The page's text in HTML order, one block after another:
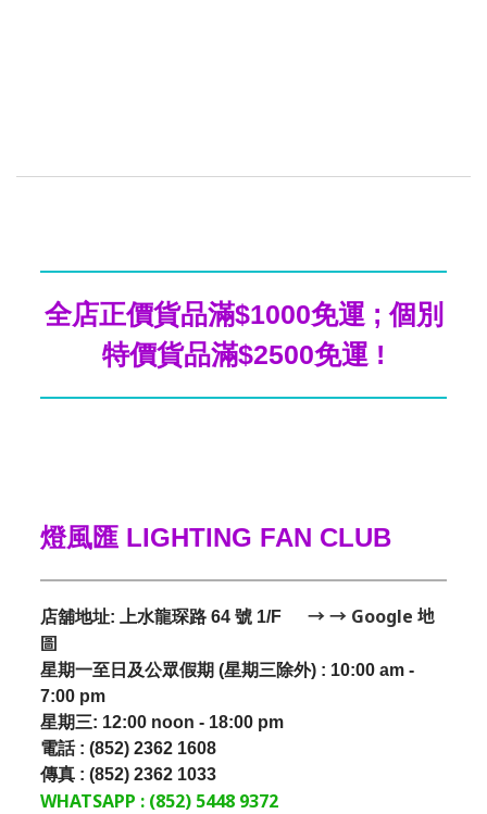
全店正價貨品滿$1000免運 ; 個別
特價貨品滿$2500免運 !
燈風匯 LIGHTING FAN CLUB
店舖地址: 上水龍琛路 64 號 1/F
→ → Google 地
圖
星期一至日及公眾假期 (星期三除外) : 10:00 am -
7:00 pm
星期三: 12:00 noon - 18:00 pm
電話 : (852) 2362 1608
傳真 : (852) 2362 1033
WHATSAPP : (852) 5448 9372